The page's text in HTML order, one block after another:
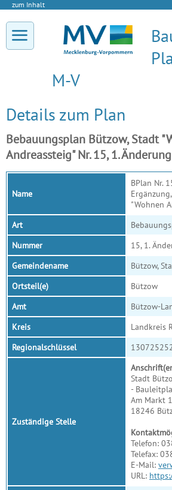
zum Inhalt
M-V
Details zum Plan
Bebauungsplan Bützow, Stadt
Andreassteig" Nr. 15, 1.
Name
BPlan Nr.
"Wohnen
Art
Nummer
15, 1.
Gemeindename
Bützow,
Ortsteil(e)
Bützow
Amt
Bützow-
Kreis
Landkreis
Regionalschlüssel
Zuständige Stelle
Stadt
-
Am Markt 1
18246
Telefon:
Telefax:
E-Mail:
URL: